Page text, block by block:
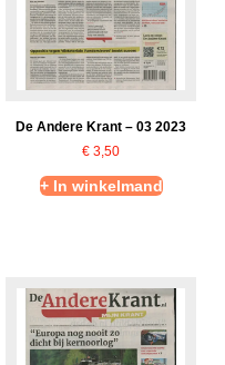
De Andere Krant – 03 2023
€ 3,50
+ In winkelmand